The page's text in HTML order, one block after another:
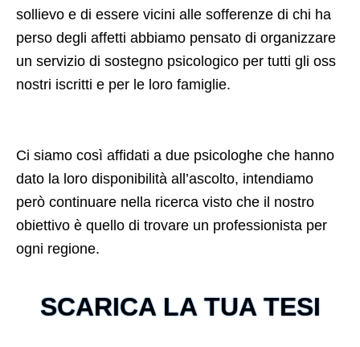
sollievo e di essere vicini alle sofferenze di chi ha
perso degli affetti abbiamo pensato di organizzare
un servizio di sostegno psicologico per tutti gli oss
nostri iscritti e per le loro famiglie.
Ci siamo così affidati a due psicologhe che hanno
dato la loro disponibilità all’ascolto, intendiamo
però continuare nella ricerca visto che il nostro
obiettivo è quello di trovare un professionista per
ogni regione.
SCARICA LA TUA TESI